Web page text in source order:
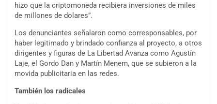
hizo que la criptomoneda recibiera inversiones de miles
de millones de dolares”.
Los denunciantes señalaron como corresponsables, por
haber legitimado y brindado confianza al proyecto, a otros
dirigentes y figuras de La Libertad Avanza como Agustín
Laje, el Gordo Dan y Martín Menem, que se subieron a la
movida publicitaria en las redes.
También los radicales